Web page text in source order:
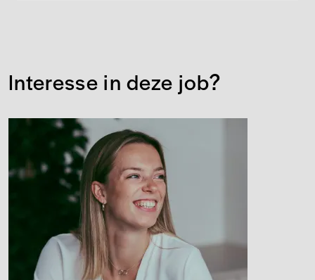
Interesse in deze job?